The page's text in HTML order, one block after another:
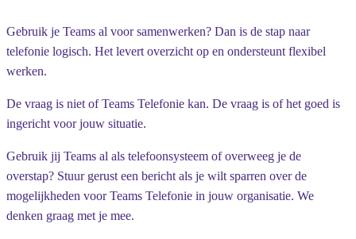
Gebruik je Teams al voor samenwerken? Dan is de stap naar
telefonie logisch. Het levert overzicht op en ondersteunt flexibel
werken.
De vraag is niet of Teams Telefonie kan. De vraag is of het goed is
ingericht voor jouw situatie.
Gebruik jij Teams al als telefoonsysteem of overweeg je de
overstap? Stuur gerust een bericht als je wilt sparren over de
mogelijkheden voor Teams Telefonie in jouw organisatie. We
denken graag met je mee.